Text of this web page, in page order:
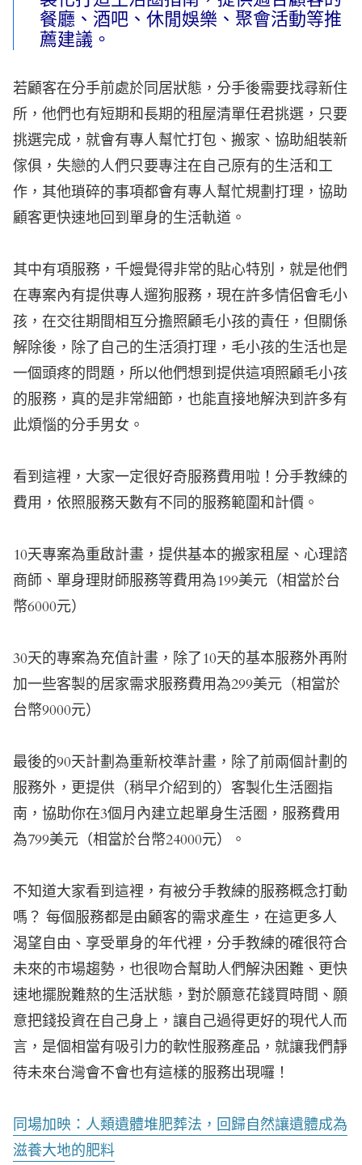
餐廳、酒吧、休閒娛樂、聚會活動等推
薦建議。
若顧客在分手前處於同居狀態，分手後需要找尋新住
所，他們也有短期和長期的租屋清單任君挑選，只要
挑選完成，就會有專人幫忙打包、搬家、協助組裝新
傢俱，失戀的人們只要專注在自己原有的生活和工
作，其他瑣碎的事項都會有專人幫忙規劃打理，協助
顧客更快速地回到單身的生活軌道。
其中有項服務，千嫚覺得非常的貼心特別，就是他們
在專案內有提供專人遛狗服務，現在許多情侶會毛小
孩，在交往期間相互分擔照顧毛小孩的責任，但關係
解除後，除了自己的生活須打理，毛小孩的生活也是
一個頭疼的問題，所以他們想到提供這項照顧毛小孩
的服務，真的是非常細節，也能直接地解決到許多有
此煩惱的分手男女。
看到這裡，大家一定很好奇服務費用啦！分手教練的
費用，依照服務天數有不同的服務範圍和計價。
10天專案為重啟計畫，提供基本的搬家租屋、心理諮
商師、單身理財師服務等費用為199美元（相當於台
幣6000元）
30天的專案為充值計畫，除了10天的基本服務外再附
加一些客製的居家需求服務費用為299美元（相當於
台幣9000元）
最後的90天計劃為重新校準計畫，除了前兩個計劃的
服務外，更提供（稍早介紹到的）客製化生活圈指
南，協助你在3個月內建立起單身生活圈，服務費用
為799美元（相當於台幣24000元）。
不知道大家看到這裡，有被分手教練的服務概念打動
嗎？ 每個服務都是由顧客的需求產生，在這更多人
渴望自由、享受單身的年代裡，分手教練的確很符合
未來的市場趨勢，也很吻合幫助人們解決困難、更快
速地擺脫難熬的生活狀態，對於願意花錢買時間、願
意把錢投資在自己身上，讓自己過得更好的現代人而
言，是個相當有吸引力的軟性服務產品，就讓我們靜
待未來台灣會不會也有這樣的服務出現囉！
同場加映：人類遺體堆肥葬法，回歸自然讓遺體成為
滋養大地的肥料